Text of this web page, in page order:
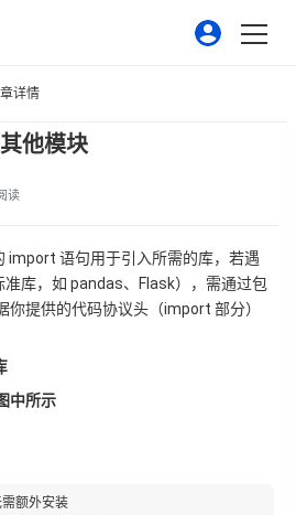
详情
他模块
读
import 语句用于引入所需的库，若遇
准库，如 pandas、 Flask），需通过包
你提供的代码协议头（import 部分）
中所示
额外安装